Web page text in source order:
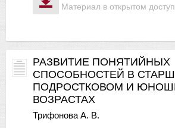
Материал в открытом
РАЗВИТИЕ ПОНЯТИЙНЫХ
СПОСОБНОСТЕЙ В
ПОДРОСТКОВОМ И
ВОЗРАСТАХ
Трифонова А. В.